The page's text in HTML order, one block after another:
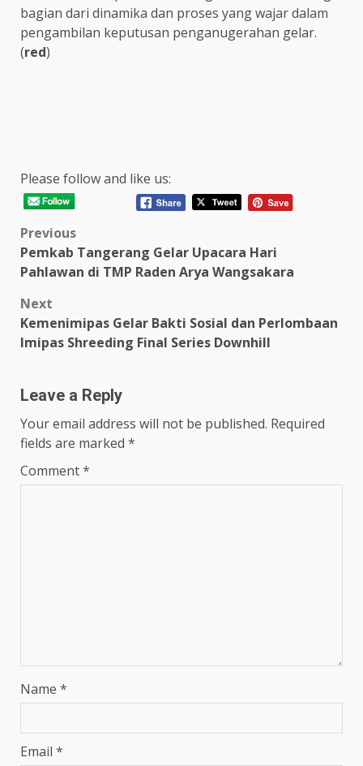
bagian dari dinamika dan proses yang wajar dalam
pengambilan keputusan penganugerahan gelar.
(red)
Please follow and like us:
Post
navigation
Previous
Pemkab Tangerang Gelar Upacara Hari
Pahlawan di TMP Raden Arya Wangsakara
Next
Kemenimipas Gelar Bakti Sosial dan Perlombaan
Imipas Shreeding Final Series Downhill
Leave a Reply
Your email address will not be published. Required
fields are marked *
Comment*
Name *
Email *